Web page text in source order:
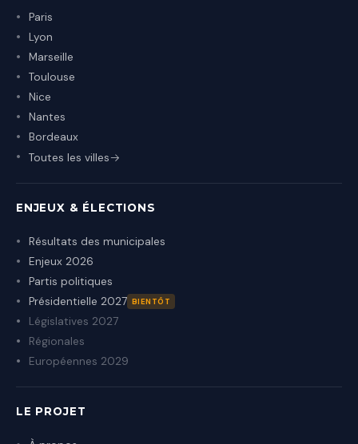
Paris
Lyon
Marseille
Toulouse
Nice
Nantes
Bordeaux
Toutes les villes
ENJEUX & ÉLECTIONS
Résultats des municipales
Enjeux 2026
Partis politiques
Présidentielle 2027 BIENTÔT
Législatives 2027
Régionales
Européennes 2029
LE PROJET